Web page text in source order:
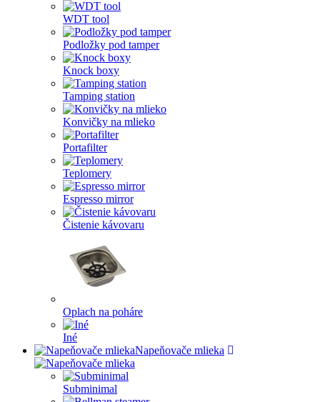
WDT tool
Podložky pod tamper
Knock boxy
Tamping station
Konvičky na mlieko
Portafilter
Teplomery
Espresso mirror
Čistenie kávovaru
Oplach na poháre
Iné
Napeňovače mlieka
Subminimal